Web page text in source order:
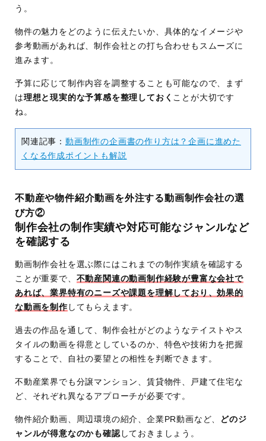
う。
物件の魅力をどのように伝えたいか、具体的なイメージや
参考動画があれば、制作会社との打ち合わせもスムーズに
進みます。
予算に応じて制作内容を調整することも可能なので、まず
は理想と現実的な予算感を整理しておく ことが大切です
ね。
関連記事： 動画制作の企画書の作り方は？企画に進めた
くなる作成ポイントも解説
不動産や物件紹介動画を外注する動画制作会社の選
び方②
制作会社の制作実績や対応可能なジャンルなど
を確認する
動画制作会社を選ぶ際にはこれまでの制作実績を確認する
ことが重要で、 不動産関連の動画制作経験が豊富な会社で
あれば、業界特有のニーズや課題を理解しており、効果的
な動画を制作 してもらえます。
過去の作品を通して、制作会社がどのようなテイストやス
タイルの動画を得意としているのか、特色や技術力を把握
することで、自社の要望との相性を判断できます。
不動産業界でも分譲マンション、賃貸物件、戸建て住宅な
ど、それぞれ異なるアプローチが必要です。
物件紹介動画、周辺環境の紹介、企業PR動画など、
どのジ
ャンルが得意なのかも確認しておきましょう。